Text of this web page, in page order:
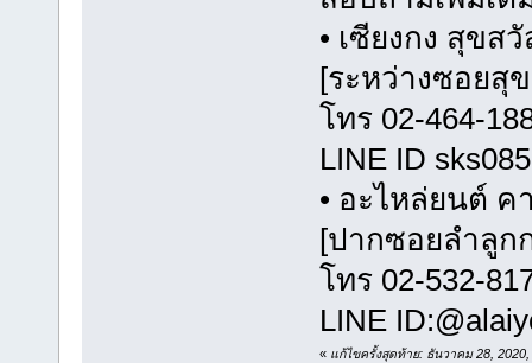
• เซียงกง สุขส
[ระหว่างซอยสุ
โทร 02-464-
LINE ID
• อะไหล่ยนต์ ค
[ปากซอยลำลู
โทร 02-532-
LINE
« แก้ไขครั้งสุดท้าย: ธันวาคม 28,